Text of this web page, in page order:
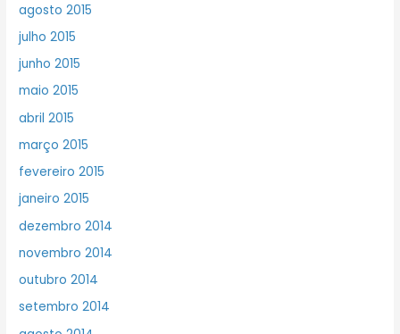
agosto 2015
julho 2015
junho 2015
maio 2015
abril 2015
março 2015
fevereiro 2015
janeiro 2015
dezembro 2014
novembro 2014
outubro 2014
setembro 2014